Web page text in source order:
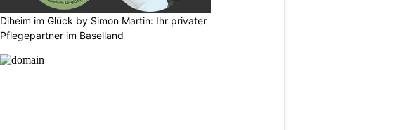
Diheim im Glück by Simon Martin: Ihr privater
Pflegepartner im Baselland